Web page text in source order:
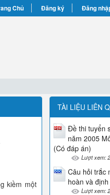
Chủ Đăng ký Đăng
kiềm một
TÀI LIỆU LIÊN
Đề thi tuyển
năm 2005
(Có đáp án)
Lượt xem:
Câu hỏi trắc
hoàn và
Lượt xem: